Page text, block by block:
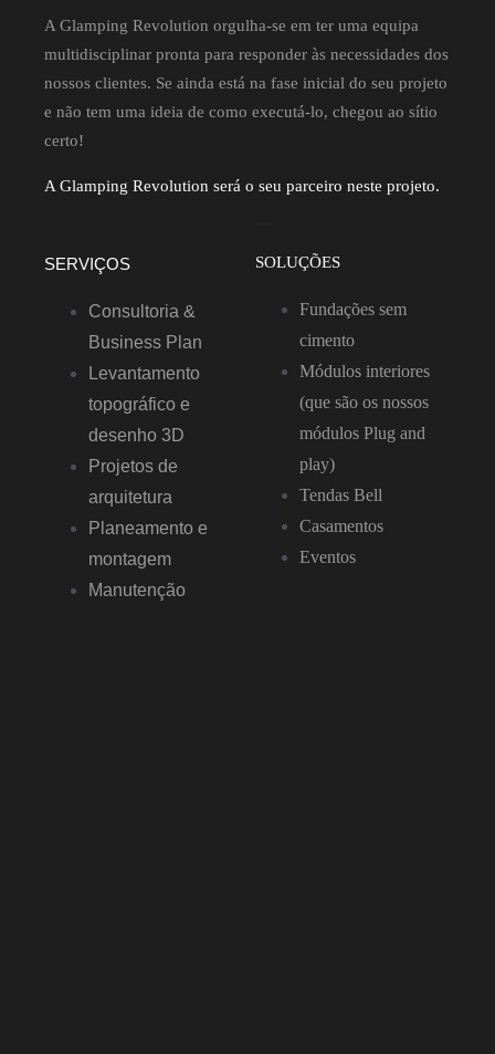
A Glamping Revolution orgulha-se em ter uma equipa
multidisciplinar pronta para responder às necessidades dos
nossos clientes. Se ainda está na fase inicial do seu projeto
e não tem uma ideia de como executá-lo, chegou ao sítio
certo!
A Glamping Revolution será o seu parceiro neste projeto.
SERVIÇOS
Consultoria &
Business Plan
Levantamento
topográfico e
desenho 3D
Projetos de
arquitetura
Planeamento e
montagem
Manutenção
SOLUÇÕES
Fundações sem
cimento
Módulos interiores
(que são os nossos
módulos Plug and
play)
Tendas Bell
Casamentos
Eventos